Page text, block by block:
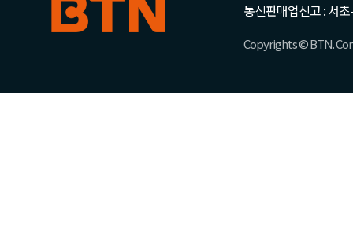
통신판매업신고 : 서
Copyrights © BTN.